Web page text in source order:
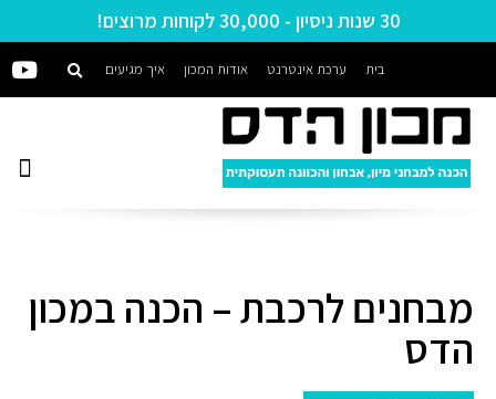
30 שנות ניסיון - 30,000 לקוחות מרוצים!
בית ערכת אינטרנט אודות המכון איך מגיעים
מבחנים לרכבת – הכנה במכון
הדס